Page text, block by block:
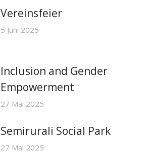
Vereinsfeier
5 Juni 2025
Inclusion and Gender
Empowerment
27 Mai 2025
Semirurali Social Park
27 Mai 2025